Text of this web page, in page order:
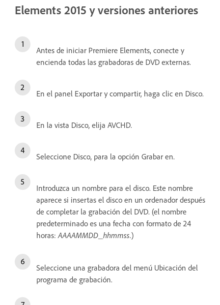
Elements 2015 y versiones anteriores
Antes de iniciar Premiere Elements, conecte y
encienda todas las grabadoras de DVD externas.
En el panel Exportar y compartir, haga clic en Disco.
En la vista Disco, elija AVCHD.
Seleccione Disco, para la opción Grabar en.
Introduzca un nombre para el disco. Este nombre
aparece si insertas el disco en un ordenador después
de completar la grabación del DVD. (el nombre
predeterminado es una fecha con formato de 24
horas: AAAAMMDD hhmmss.)
Seleccione una grabadora del menú Ubicación del
programa de grabación.